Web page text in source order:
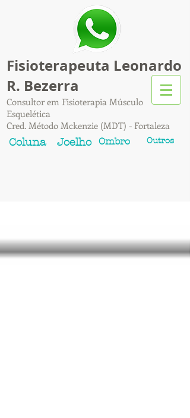
Fisioterapeuta Leonardo
R. Bezerra
Consultor em Fisioterapia Músculo
Esquelética
Cred. Método Mckenzie (MDT) - Fortaleza
Coluna Joelho Ombro Outros